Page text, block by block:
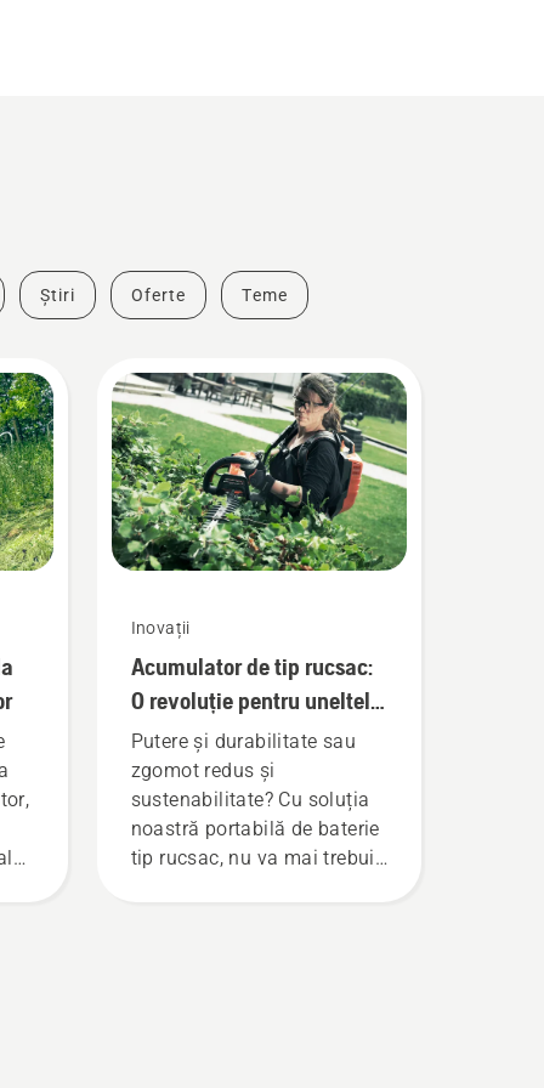
Știri Oferte Teme
Inovații
Acumulator de tip rucsac:
O revoluție pentru uneltele
electrice portabile pe
baterie
Putere și durabilitate sau
zgomot redus și
sustenabilitate? Cu soluția
noastră portabilă de baterie
tip rucsac, nu va mai trebui